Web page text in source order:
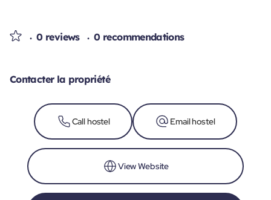
0 reviews 0 recommendations
Contacter la propriété
Call hostel Email hostel
View Website